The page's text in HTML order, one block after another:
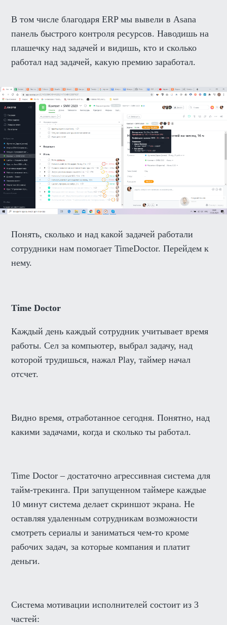
В том числе благодаря ERP мы вывели в Asana
панель быстрого контроля ресурсов. Наводишь на
плашечку над задачей и видишь, кто и сколько
работал над задачей, какую премию заработал.
Понять, сколько и над какой задачей работали
сотрудники нам помогает TimeDoctor. Перейдем к
нему.
Time Doctor
Каждый день каждый сотрудник учитывает время
работы. Сел за компьютер, выбрал задачу, над
которой трудишься, нажал Play, таймер начал
отсчет.
Видно время, отработанное сегодня. Понятно, над
какими задачами, когда и сколько ты работал.
Time Doctor – достаточно агрессивная система для
тайм-трекинга. При запущенном таймере каждые
10 минут система делает скриншот экрана. Не
оставляя удаленным сотрудникам возможности
смотреть сериалы и заниматься чем-то кроме
рабочих задач, за которые компания и платит
деньги.
Система мотивации исполнителей состоит из 3
частей: